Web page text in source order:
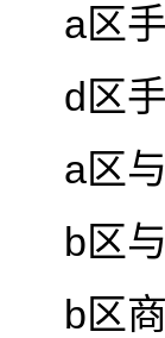
a区
d区
a区
b区
b区